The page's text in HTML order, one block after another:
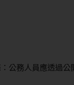
公務人員應透過公